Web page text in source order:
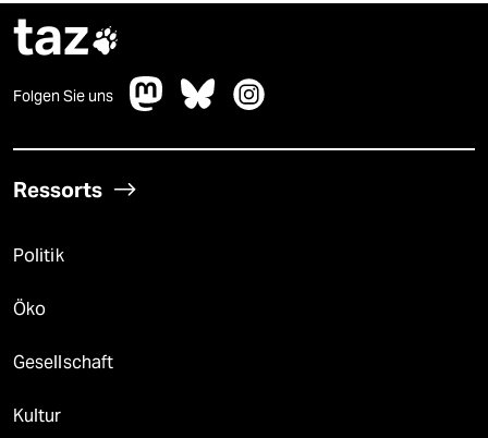
taz
Folgen Sie uns
Ressorts
Politik
Öko
Gesellschaft
Kultur